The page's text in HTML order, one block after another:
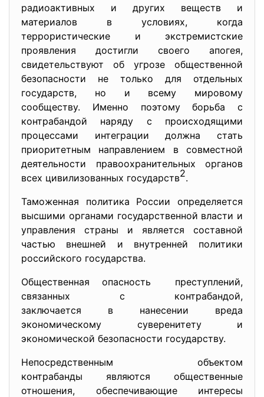
радиоактивных и других веществ и
материалов в условиях, когда
террористические и экстремистские
проявления достигли своего апогея,
свидетельствуют об угрозе общественной
безопасности не только для отдельных
государств, но и всему мировому
сообществу. Именно поэтому борьба с
контрабандой наряду с происходящими
процессами интеграции должна стать
приоритетным направлением в совместной
деятельности правоохранительных органов
всех цивилизованных государств2.
Таможенная политика России определяется
высшими органами государственной власти и
управления страны и является составной
частью внешней и внутренней политики
российского государства.
Общественная опасность преступлений,
связанных с контрабандой,
заключается в нанесении вреда
экономическому суверенитету и
экономической безопасности государству.
Непосредственным объектом
контрабанды являются общественные
отношения, обеспечивающие интересы